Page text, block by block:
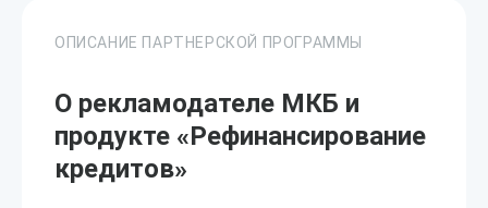
ОПИСАНИЕ ПАРТНЕРСКОЙ ПРОГРАММЫ
О рекламодателе МКБ и
продукте «Рефинансирование
кредитов»